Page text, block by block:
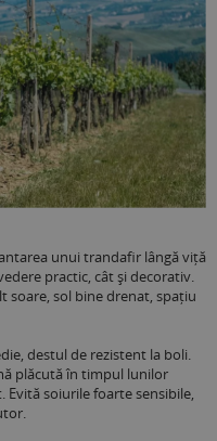
unui trandafir lângă viță
practic, cât și decorativ.
soare, sol bine drenat, spațiu
destul de rezistent la boli.
plăcută în timpul lunilor
soiurile foarte sensibile,